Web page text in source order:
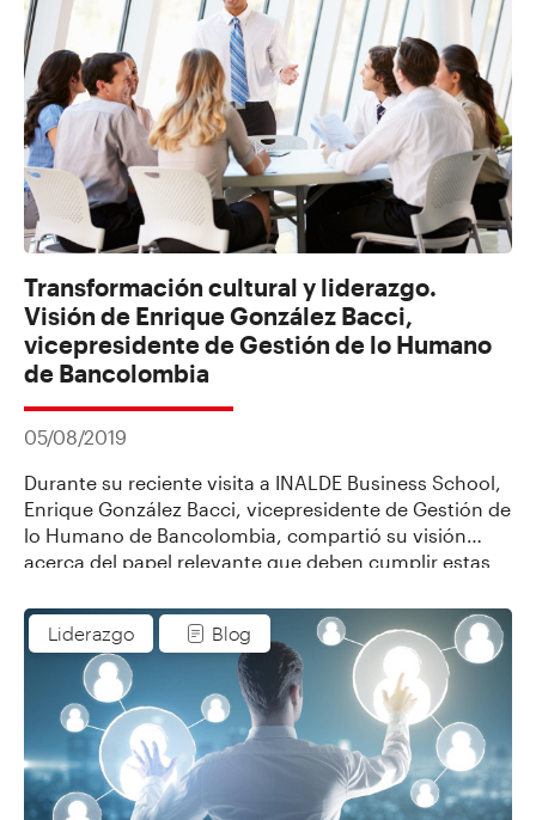
Transformación cultural y liderazgo.
Visión de Enrique González Bacci,
vicepresidente de Gestión de lo Humano
de Bancolombia
05/08/2019
Durante su reciente visita a INALDE Business School,
Enrique González Bacci, vicepresidente de Gestión de
lo Humano de Bancolombia, compartió su visión
acerca del papel relevante que deben cumplir estas
cambios, en el cual los empleados cumplen un papel
protagónico al interior de las organizaciones.
Liderazgo Blog